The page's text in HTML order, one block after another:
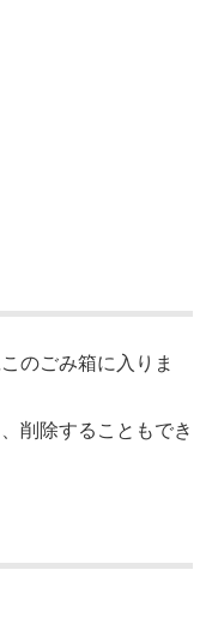
のごみ箱に入りま
削除することもでき